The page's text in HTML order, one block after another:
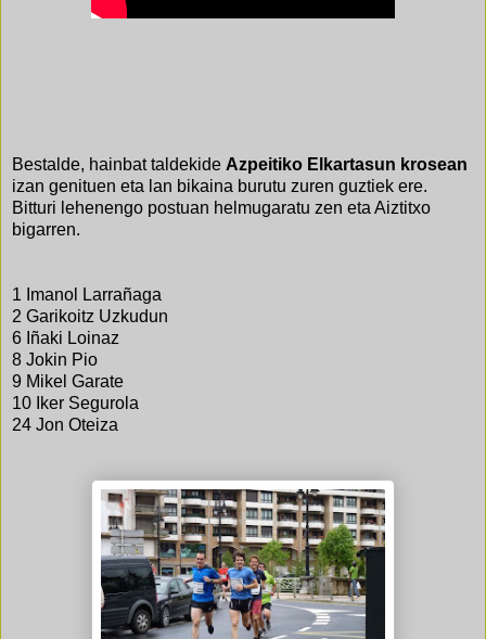
Bestalde, hainbat taldekide Azpeitiko Elkartasun krosean
izan genituen eta lan bikaina burutu zuren guztiek ere.
Bitturi lehenengo postuan helmugaratu zen eta Aiztitxo
bigarren.
1 Imanol Larrañaga
2 Garikoitz Uzkudun
6 Iñaki Loinaz
8 Jokin Pio
9 Mikel Garate
10 Iker Segurola
24 Jon Oteiza